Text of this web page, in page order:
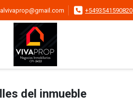
+5493541590820
del inmueble